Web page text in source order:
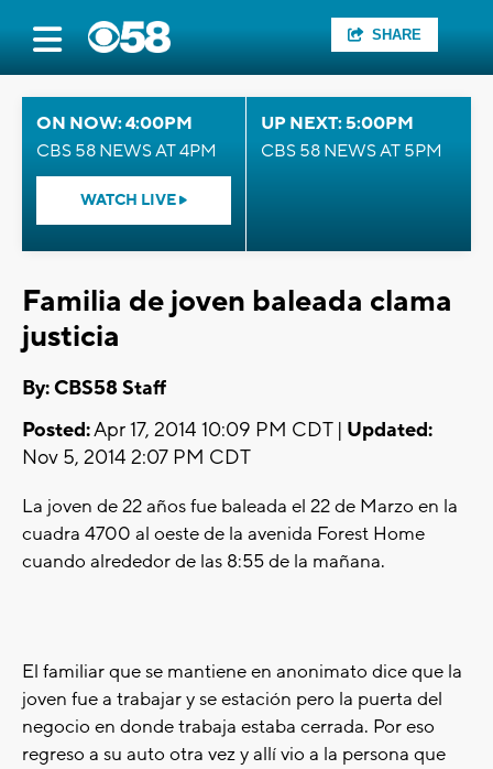
SHARE
ON NOW: 4:00PM
CBS 58 NEWS AT 4PM
WATCH LIVE
UP NEXT: 5:00PM
CBS 58 NEWS AT 5PM
Familia de joven baleada clama
justicia
By: CBS58 Staff
Posted:Apr 17, 2014 10:09 PM CDT | Updated:
Nov 5, 2014 2:07 PM CDT
La joven de 22 años fue baleada el 22 de Marzo en la
cuadra 4700 al oeste de la avenida Forest Home
cuando alrededor de las 8:55 de la mañana.
El familiar que se mantiene en anonimato dice que la
joven fue a trabajar y se estación pero la puerta del
negocio en donde trabaja estaba cerrada. Por eso
regreso a su auto otra vez y allí vio a la persona que